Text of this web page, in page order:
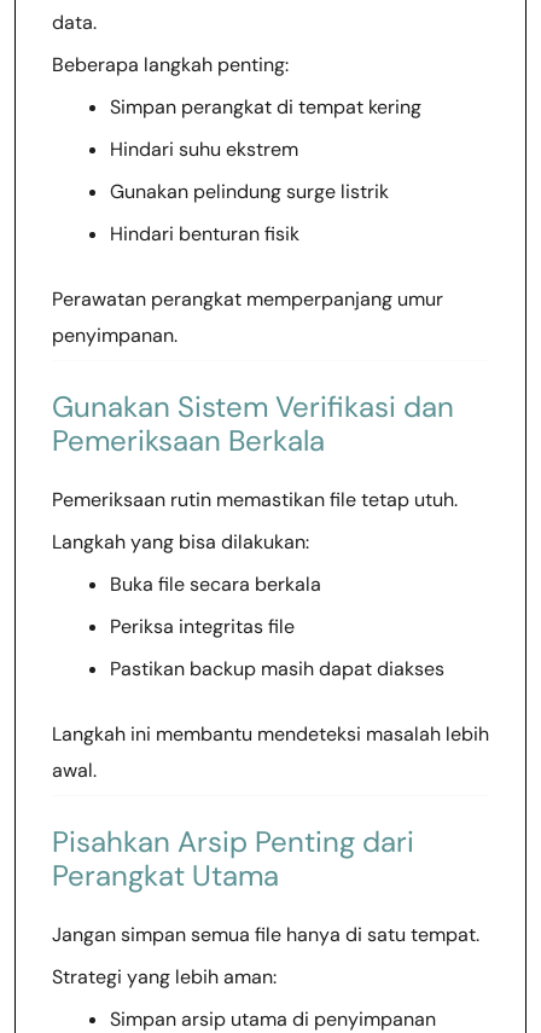
data.
Beberapa langkah penting:
Simpan perangkat di tempat kering
Hindari suhu ekstrem
Gunakan pelindung surge listrik
Hindari benturan fisik
Perawatan perangkat memperpanjang umur
penyimpanan.
Gunakan Sistem Verifikasi dan
Pemeriksaan Berkala
Pemeriksaan rutin memastikan file tetap utuh.
Langkah yang bisa dilakukan:
Buka file secara berkala
Periksa integritas file
Pastikan backup masih dapat diakses
Langkah ini membantu mendeteksi masalah lebih
awal.
Pisahkan Arsip Penting dari
Perangkat Utama
Jangan simpan semua file hanya di satu tempat.
Strategi yang lebih aman:
Simpan arsip utama di penyimpanan